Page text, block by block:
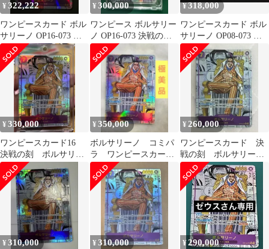
¥322,222
ワンピースカード ボル
サリーノ OP16-073 コ
ミパラ 決戦の刻
¥300,000
ワンピース ボルサリー
ノ OP16-073 決戦の刻
コミックパラレル
¥318,000
ワンピースカード ボル
サリーノ OP08-073 コ
ミパラ
¥330,000
ワンピースカード16
決戦の刻 ボルサリー
ノ(OP16-073)コミック
パラレル
¥350,000
ボルサリーノ コミパ
ラ ワンピースカー
ド 決戦の刻
¥ 260,000
ワンピースカード 決
戦の刻 ボルサリーノ
(OP16-073) コミパラ
¥310,000 ¥310,000 ¥290,000